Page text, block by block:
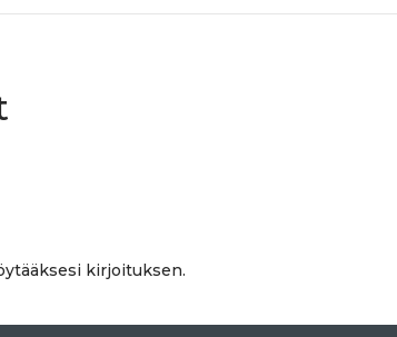
kirjoituksen.